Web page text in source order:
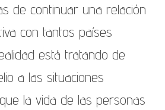
de continuar una relación
con tantos países
está tratando de
a las situaciones
la vida de las personas